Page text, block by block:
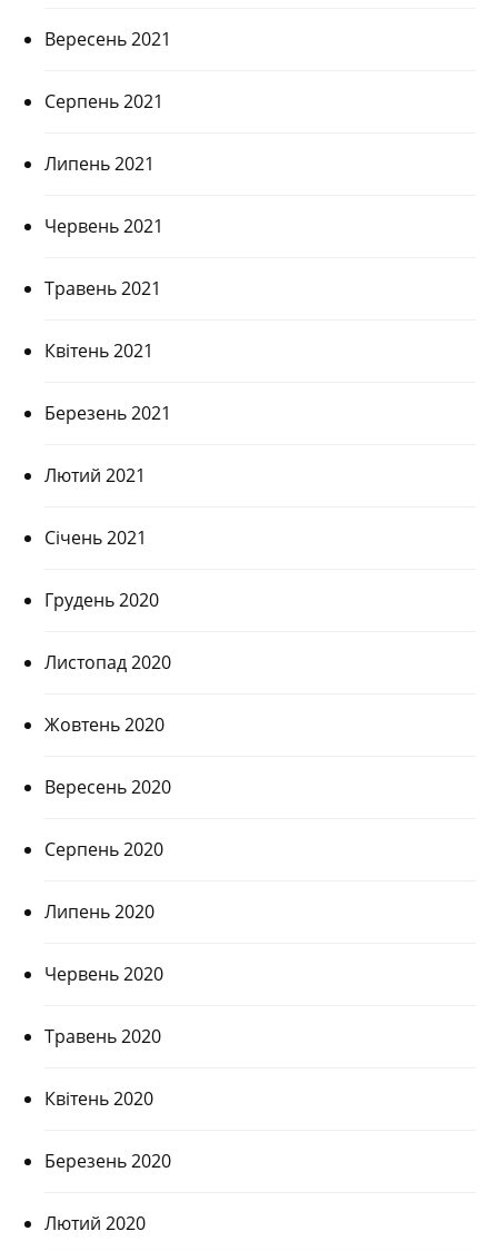
Вересень 2021
Серпень 2021
Липень 2021
Червень 2021
Травень 2021
Квітень 2021
Березень 2021
Лютий 2021
Січень 2021
Грудень 2020
Листопад 2020
Жовтень 2020
Вересень 2020
Серпень 2020
Липень 2020
Червень 2020
Травень 2020
Квітень 2020
Березень 2020
Лютий 2020